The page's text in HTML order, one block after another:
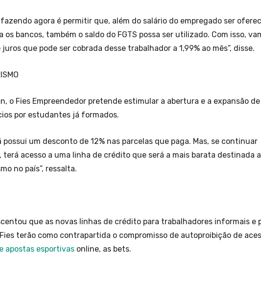
fazendo agora é permitir que, além do salário do empregado ser
os bancos, também o saldo do FGTS possa ser utilizado. Com isso,
que pode ser cobrada desse trabalhador a 1,99% ao mês”, disse.
o Fies Empreendedor pretende estimular a abertura e a expansão de
por estudantes já formados.
possui um desconto de 12% nas parcelas que paga. Mas, se continuar
terá acesso a uma linha de crédito que será a mais barata destinada
no país”, ressalta.
que as novas linhas de crédito para trabalhadores informais e
terão como contrapartida o compromisso de autoproibição de
apostas esportivas online, as bets.